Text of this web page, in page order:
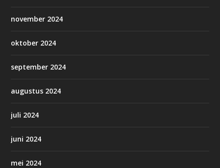
november 2024
oktober 2024
september 2024
augustus 2024
juli 2024
juni 2024
mei 2024